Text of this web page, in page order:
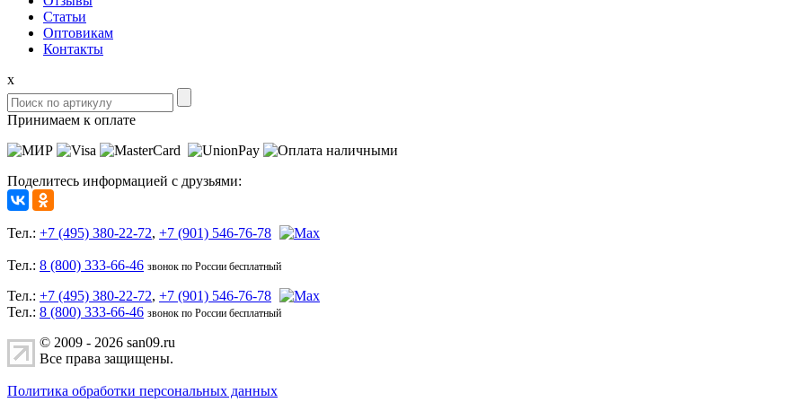
Статьи
Оптовикам
Контакты
x
Принимаем к оплате
Поделитесь информацией с друзьями:
Тел.: +7 (495) 380-22-72, +7 (901) 546-76-78
Тел.: 8 (800) 333-66-46 звонок по России бесплатный
Тел.: +7 (495) 380-22-72, +7 (901) 546-76-78
Тел.: 8 (800) 333-66-46 звонок по России бесплатный
© 2009 - 2026 san09.ru
Все права защищены.
Политика обработки персональных данных